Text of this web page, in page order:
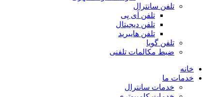
تلفن سانترال
تلفن آی پی
تلفن دیجیتال
تلفن هایبرید
تلفن گویا
ضبط مکالمات تلفنی
خانه
خدمات ما
خدمات سانترال